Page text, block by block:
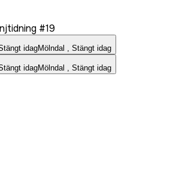
#19
idagMölndal , Stängt idag
idagMölndal , Stängt idag